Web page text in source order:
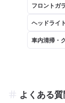
フロントガ
ヘッドライ
車内清掃・
よくある質